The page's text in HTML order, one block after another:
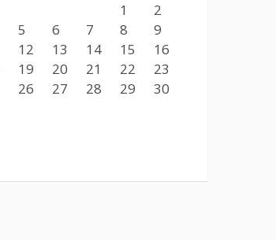
1
2
5 6 7 8
9
12 13 14 15
16
19 20 21 22
23
26 27 28 29
30